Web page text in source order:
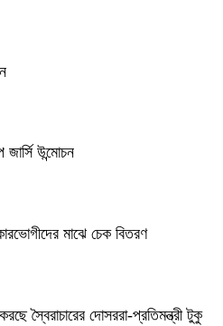
উন্মোচন
মাঝে চেক বিতরণ
স্বৈরাচারের দোসররা-প্রতিমন্ত্রী টুকু